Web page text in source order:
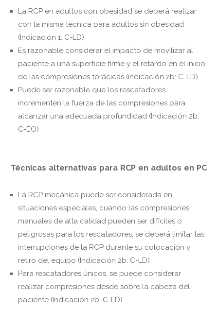
La RCP en adultos con obesidad se deberá realizar
con la misma técnica para adultos sin obesidad
(Indicación 1: C-LD)
Es razonable considerar el impacto de movilizar al
paciente a una superficie firme y el retardo en el inicio
de las compresiones torácicas (indicación 2b: C-LD)
Puede ser razonable que los rescatadores
incrementen la fuerza de las compresiones para
alcanzar una adecuada profundidad (Indicación 2b:
C-EO)
Técnicas alternativas para RCP en adultos en PC
La RCP mecánica puede ser considerada en
situaciones especiales, cuando las compresiones
manuales de alta calidad pueden ser difíciles o
peligrosas para los rescatadores, se deberá limitar las
interrupciones de la RCP durante su colocación y
retiro del equipo (Indicación 2b: C-LD)
Para rescatadores únicos, se puede considerar
realizar compresiones desde sobre la cabeza del
paciente (Indicación 2b: C-LD)